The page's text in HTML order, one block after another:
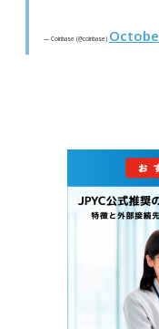
— Coinbase (@coinbase)